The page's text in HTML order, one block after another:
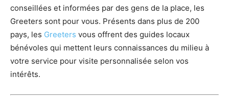
conseillées et informées par des gens de la place, les
Greeters sont pour vous. Présents dans plus de 200
pays, les Greeters vous offrent des guides locaux
bénévoles qui mettent leurs connaissances du milieu à
votre service pour visite personnalisée selon vos
intérêts.